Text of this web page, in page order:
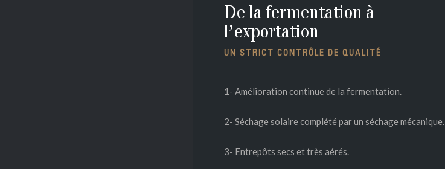
De la fermentation à
l’exportation
UN STRICT CONTRÔLE DE QUALITÉ
1- Amélioration continue de la fermentation.
2- Séchage solaire complété par un séchage mécanique.
3- Entrepôts secs et très aérés.